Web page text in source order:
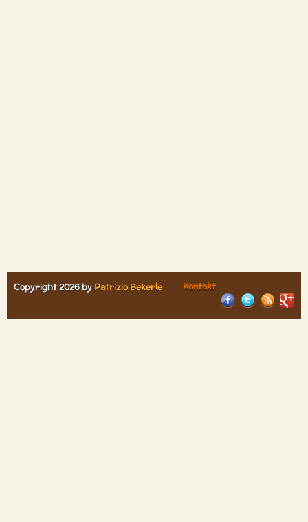
Copyright 2026 by Patrizio Bekerle Kontakt